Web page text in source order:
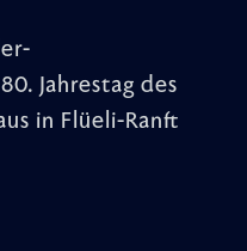
Jahrestag des
in Flüeli-Ranft